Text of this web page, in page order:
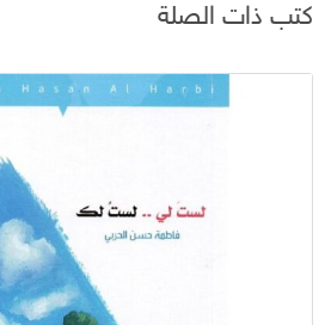
كتب ذات الصلة